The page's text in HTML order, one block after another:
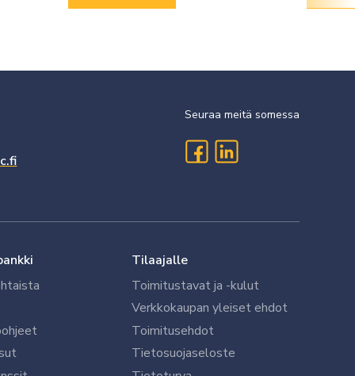
Seuraa meitä somessa
Tilaajalle
Toimitustavat ja -kulut
Verkkokaupan yleiset ehdot
Toimitusehdot
Tietosuojaseloste